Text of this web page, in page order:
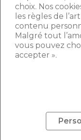
Enfin, la
préférentielle
immobiliers
Belges, les
Les achats
Crédit photo :
En savoir
choix. Nos
les règles de
contenu
Malgré tout
vous pouvez
accepter ».